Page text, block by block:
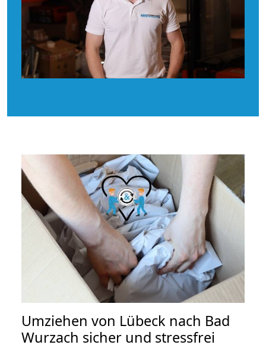
Umziehen von Lübeck nach Bad
Wurzach sicher und stressfrei